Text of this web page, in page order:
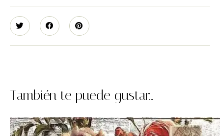
También te puede gustar...